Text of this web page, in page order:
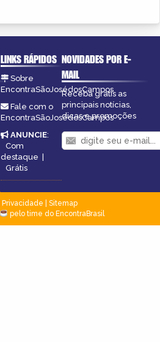
LINKS RÁPIDOS
Sobre
EncontraSãoJosédosCampos
Fale com o
EncontraSãoJosédosCampos
ANUNCIE:
Com
destaque |
Grátis
NOVIDADES POR E-
MAIL
Receba grátis as
principais notícias,
dicas e promoções
Privacidade
Sitemap
pelo time do EncontraBrasil